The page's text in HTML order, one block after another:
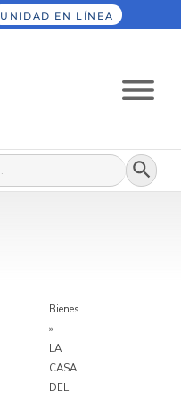
UNIDAD EN LÍNEA
Botón
Bienes
»
LA
CASA
DEL